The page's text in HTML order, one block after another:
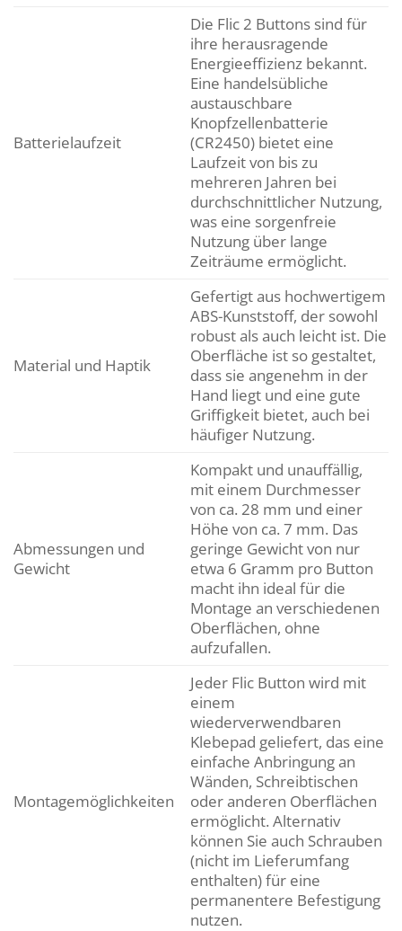
Batterielaufzeit
Die Flic 2 Buttons sind für
ihre herausragende
Energieeffizienz bekannt.
Eine handelsübliche
austauschbare
Knopfzellenbatterie
(CR2450) bietet eine
Laufzeit von bis zu
mehreren Jahren bei
durchschnittlicher Nutzung,
was eine sorgenfreie
Nutzung über lange
Zeiträume ermöglicht.
Material und Haptik
Gefertigt aus hochwertigem
ABS-Kunststoff, der sowohl
robust als auch leicht ist. Die
Oberfläche ist so gestaltet,
dass sie angenehm in der
Hand liegt und eine gute
Griffigkeit bietet, auch bei
häufiger Nutzung.
Abmessungen und
Gewicht
Kompakt und unauffällig,
mit einem Durchmesser
von ca. 28 mm und einer
Höhe von ca. 7 mm. Das
geringe Gewicht von nur
etwa 6 Gramm pro Button
macht ihn ideal für die
Montage an verschiedenen
Oberflächen, ohne
aufzufallen.
Montagemöglichkeiten
Jeder Flic Button wird mit
einem
wiederverwendbaren
Klebepad geliefert, das eine
einfache Anbringung an
Wänden, Schreibtischen
oder anderen Oberflächen
ermöglicht. Alternativ
können Sie auch Schrauben
(nicht im Lieferumfang
enthalten) für eine
permanentere Befestigung
nutzen.